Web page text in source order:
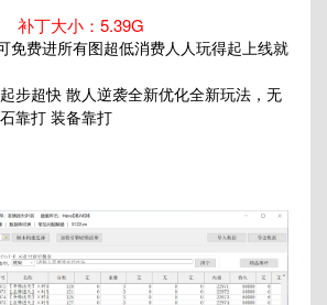
补丁大小：5.39G
免费进所有图超低消费人人玩得起上线就
步超快 散人逆袭全新优化全新玩法，无
靠打 装备靠打